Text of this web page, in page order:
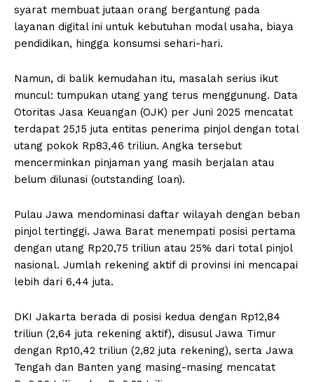
syarat membuat jutaan orang bergantung pada
layanan digital ini untuk kebutuhan modal usaha, biaya
pendidikan, hingga konsumsi sehari-hari.
Namun, di balik kemudahan itu, masalah serius ikut
muncul: tumpukan utang yang terus menggunung. Data
Otoritas Jasa Keuangan (OJK) per Juni 2025 mencatat
terdapat 25,15 juta entitas penerima pinjol dengan total
utang pokok Rp83,46 triliun. Angka tersebut
mencerminkan pinjaman yang masih berjalan atau
belum dilunasi (outstanding loan).
Pulau Jawa mendominasi daftar wilayah dengan beban
pinjol tertinggi. Jawa Barat menempati posisi pertama
dengan utang Rp20,75 triliun atau 25% dari total pinjol
nasional. Jumlah rekening aktif di provinsi ini mencapai
lebih dari 6,44 juta.
DKI Jakarta berada di posisi kedua dengan Rp12,84
triliun (2,64 juta rekening aktif), disusul Jawa Timur
dengan Rp10,42 triliun (2,82 juta rekening), serta Jawa
Tengah dan Banten yang masing-masing mencatat